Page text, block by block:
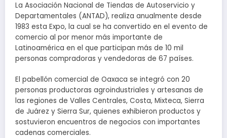
La Asociación Nacional de Tiendas de Autoservicio y
Departamentales (ANTAD), realiza anualmente desde
1983 esta Expo, la cual se ha convertido en el evento de
comercio al por menor más importante de
Latinoamérica en el que participan más de 10 mil
personas compradoras y vendedoras de 67 países.
El pabellón comercial de Oaxaca se integró con 20
personas productoras agroindustriales y artesanas de
las regiones de Valles Centrales, Costa, Mixteca, Sierra
de Juárez y Sierra Sur, quienes exhibieron productos y
sostuvieron encuentros de negocios con importantes
cadenas comerciales.